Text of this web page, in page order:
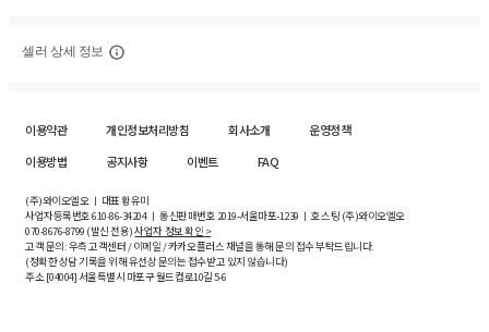
셀러 상세 정보
이용약관 개인정보처리방침 회사소개
운영정책
이용방법
공지사항 이벤트 FAQ
(주)와이오엘오 ㅣ 대표 황유미
사업자등록번호610-86-34204ㅣ 통신판매번호 2019-서울마포-1239 ㅣ 호스팅 (주)와이오엘오
070-8676-8799 (발신 전용)사업자 정보 확인 >
고객 문의: 우측 고객센터 / 이메일 / 카카오플러스 채널을 통해 문의 접수 부탁드립니다.
(정확한 상담 기록을 위해 유선상 문의는 접수받고 있지 않습니다)
주소 [04004] 서울특별시 마포구 월드컵로10길5-6